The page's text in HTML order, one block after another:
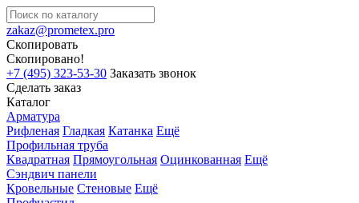
zakaz@prometex.pro
Скопировать
Скопировано!
+7 (495) 323-53-30 Заказать звонок
Сделать заказ
Каталог
Арматура
Рифленая Гладкая Катанка Ещё
Профильная труба
Квадратная Прямоугольная Оцинкованная Ещё
Сэндвич панели
Кровельные Стеновые Ещё